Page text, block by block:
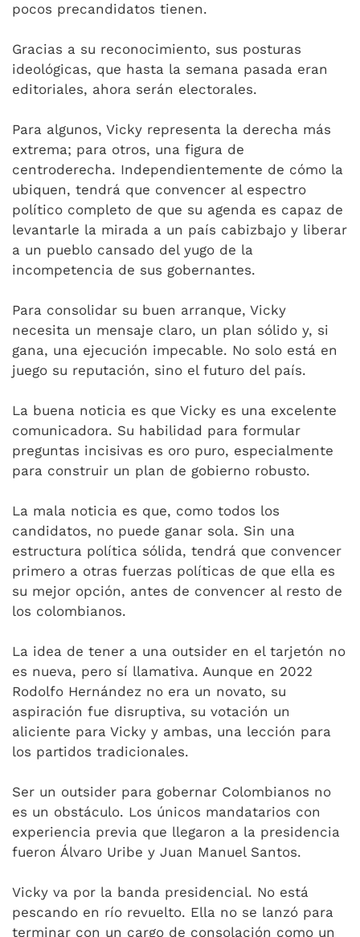
pocos precandidatos tienen.
Gracias a su reconocimiento, sus posturas
ideológicas, que hasta la semana pasada eran
editoriales, ahora serán electorales.
Para algunos, Vicky representa la derecha más
extrema; para otros, una figura de
centroderecha. Independientemente de cómo la
ubiquen, tendrá que convencer al espectro
político completo de que su agenda es capaz de
levantarle la mirada a un país cabizbajo y liberar
a un pueblo cansado del yugo de la
incompetencia de sus gobernantes.
Para consolidar su buen arranque, Vicky
necesita un mensaje claro, un plan sólido y, si
gana, una ejecución impecable. No solo está en
juego su reputación, sino el futuro del país.
La buena noticia es que Vicky es una excelente
comunicadora. Su habilidad para formular
preguntas incisivas es oro puro, especialmente
para construir un plan de gobierno robusto.
La mala noticia es que, como todos los
candidatos, no puede ganar sola. Sin una
estructura política sólida, tendrá que convencer
primero a otras fuerzas políticas de que ella es
su mejor opción, antes de convencer al resto de
los colombianos.
La idea de tener a una outsider en el tarjetón no
es nueva, pero sí llamativa. Aunque en 2022
Rodolfo Hernández no era un novato, su
aspiración fue disruptiva, su votación un
aliciente para Vicky y ambas, una lección para
los partidos tradicionales.
Ser un outsider para gobernar Colombianos no
es un obstáculo. Los únicos mandatarios con
experiencia previa que llegaron a la presidencia
fueron Álvaro Uribe y Juan Manuel Santos.
Vicky va por la banda presidencial. No está
pescando en río revuelto. Ella no se lanzó para
terminar con un cargo de consolación como un